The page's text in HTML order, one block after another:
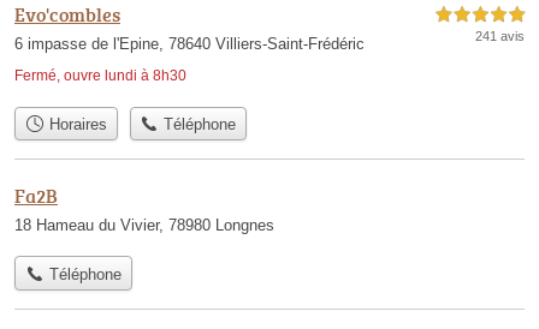
Evo'combles
6 impasse de l'Epine, 78640 Villiers-Saint-Frédéric
Fermé, ouvre lundi à 8h30
5,0 étoiles sur 5
241 avis
Horaires Téléphone
Fa2B
18 Hameau du Vivier, 78980 Longnes
Téléphone